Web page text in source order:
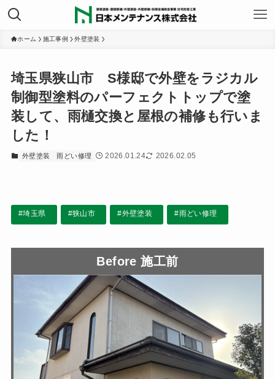
ホーム 施工事例 外壁塗装
埼玉県狭山市 S様邸で外壁をラジカル
制御型塗料のパーフェクトトップで塗
装して、雨樋交換と屋根の補修も行いま
した！
外壁塗装 雨どい修理 2026.01.24 2026.02.05
#埼玉県 #狭山市 #外壁塗装 #雨どい修理
Before 施工前